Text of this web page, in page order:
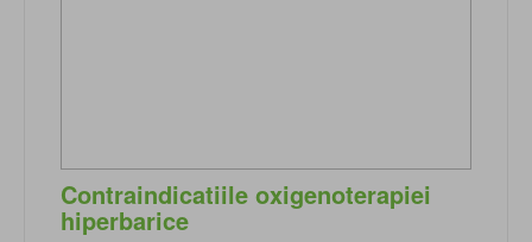
Contraindicatiile oxigenoterapiei
hiperbarice